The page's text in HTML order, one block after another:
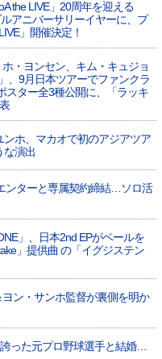
the LIVE」20周年を迎える
アニバーサリーイヤーに、プ
」開催決定！
ホ・ヨンセン、キム・キュジョ
、9月日本ツアーでファンクラ
スター全3種公開に、「ラッキ
ンホ、マカオで初のアジアツア
な演出
ンターと専属契約締結…ソロ活
」、日本2nd EPがベールを
」提供曲 の「イグジステン
ン・サンホ監督が裏側を明か
った元プロ野球選手と結婚…